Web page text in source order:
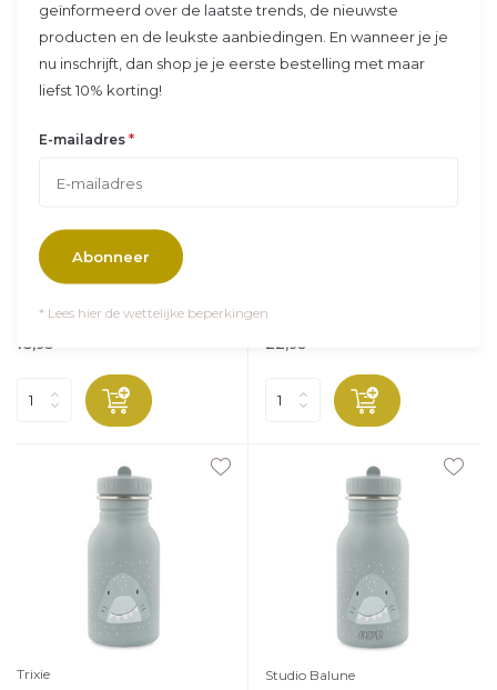
Deze schattige drinkfle...
Vandaag verzonden
18,95
Vandaag verzonden
22,95
Trixie Studio Balune
geïnformeerd over de laatste trends, de nieuwste
producten en de leukste aanbiedingen. En wanneer je je
nu inschrijft, dan shop je je eerste bestelling met maar
liefst 10% korting!
E-mailadres *
Abonneer
* Lees hier de wettelijke beperkingen